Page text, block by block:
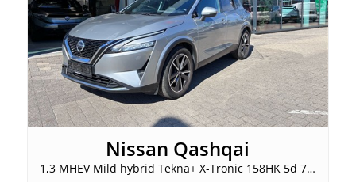
Nissan Qashqai
1,3 MHEV Mild hybrid Tekna+ X-Tronic 158HK 5d 7g Aut.